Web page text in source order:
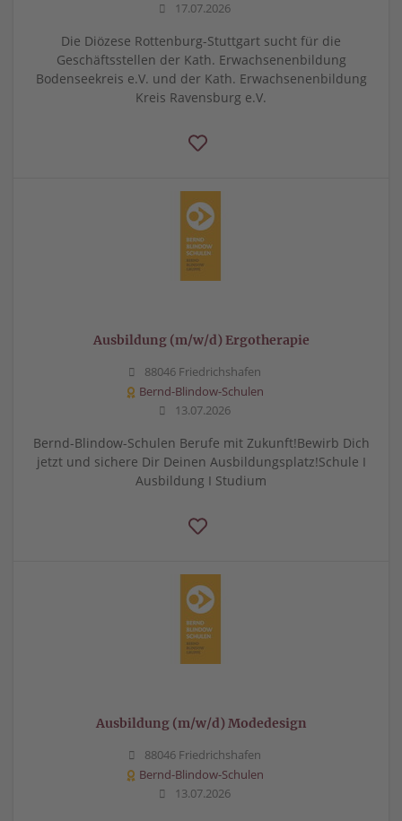
17.07.2026
Die Diözese Rottenburg-Stuttgart sucht für die
Geschäftsstellen der Kath. Erwachsenenbildung
Bodenseekreis e.V. und der Kath. Erwachsenenbildung
Kreis Ravensburg e.V.
Ausbildung (m/w/d) Ergotherapie
88046 Friedrichshafen
Bernd-Blindow-Schulen
13.07.2026
Bernd-Blindow-Schulen Berufe mit Zukunft!Bewirb Dich
jetzt und sichere Dir Deinen Ausbildungsplatz!Schule I
Ausbildung I Studium
Ausbildung (m/w/d) Modedesign
88046 Friedrichshafen
Bernd-Blindow-Schulen
13.07.2026